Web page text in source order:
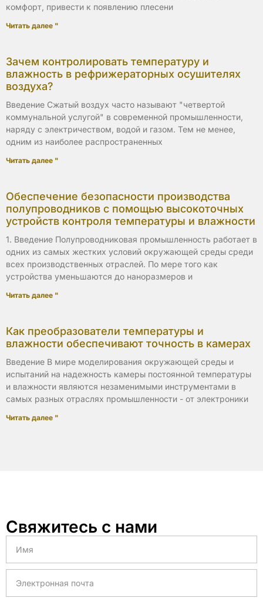
комфорт, привести к появлению плесени
Читать далее "
Зачем контролировать температуру и
влажность в рефрижераторных осушителях
воздуха?
Введение Сжатый воздух часто называют "четвертой
коммунальной услугой" в современной промышленности,
наряду с электричеством, водой и газом. Тем не менее,
одним из наиболее распространенных
Читать далее "
Обеспечение безопасности производства
полупроводников с помощью высокоточных
устройств контроля температуры и влажности
1. Введение Полупроводниковая промышленность работает в
одних из самых жестких условий окружающей среды среди
всех производственных отраслей. По мере того как
устройства уменьшаются до наноразмеров и
Читать далее "
Как преобразователи температуры и
влажности обеспечивают точность в камерах
Введение В мире моделирования окружающей среды и
испытаний на надежность камеры постоянной температуры
и влажности являются незаменимыми инструментами в
самых разных отраслях промышленности - от электроники
Читать далее "
Свяжитесь с нами